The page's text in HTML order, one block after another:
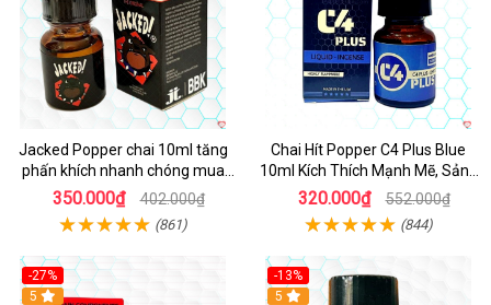
Jacked Popper chai 10ml tăng
phấn khích nhanh chóng mua
ngay
350.000₫ 402.000₫
(861)
Chai Hít Popper C4 Plus Blue
10ml Kích Thích Mạnh Mẽ, Sảng
Khoái
320.000₫ 552.000₫
(844)
-27%
5
-13%
5